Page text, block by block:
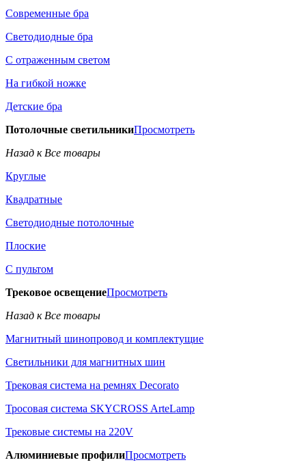
Современные бра
Светодиодные бра
С отраженным светом
На гибкой ножке
Детские бра
Потолочные светильникиПросмотреть
Назад к Все товары
Круглые
Квадратные
Светодиодные потолочные
Плоские
С пультом
Трековое освещениеПросмотреть
Назад к Все товары
Магнитный шинопровод и комплектущие
Светильники для магнитных шин
Трековая система на ремнях Decorato
Тросовая система SKYCROSS ArteLamp
Трековые системы на 220V
Алюминиевые профилиПросмотреть